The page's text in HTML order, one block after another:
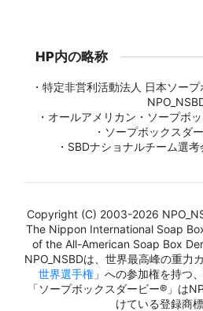
HP内の略称
・特定非営利活動法人 日本ソー
・オールアメリカン・ソープボ
・ソープボックスダ
・SBDナショナルチーム選
Copyright (C) 2003-2026
The Nippon International Soap
of the All-American Soap Box
NPO_NSBDは、世界最高峰の重力
世界選手権 」への参加権を持つ
「ソープボックスダービー®」は
けている登録商標